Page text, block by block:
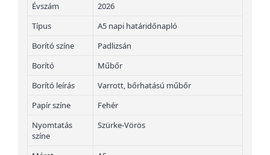
Évszám
2026
Típus
A5 napi határidőnapló
Borító színe
Padlizsán
Borító
Műbőr
Borító leírás
Varrott, bőrhatású műbőr
Papír színe
Fehér
Nyomtatás
színe
Szürke-Vörös